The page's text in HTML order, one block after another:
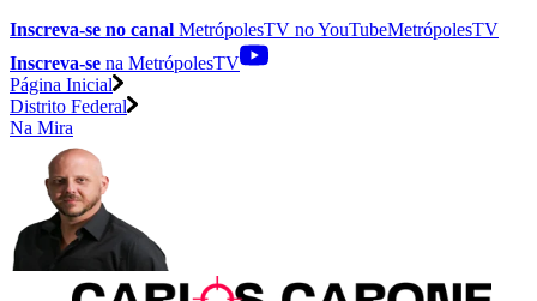
Inscreva-se no canal MetrópolesTV noYouTubeMetrópolesTV
Inscreva-se na MetrópolesTV
Página Inicial
Distrito Federal
Na Mira